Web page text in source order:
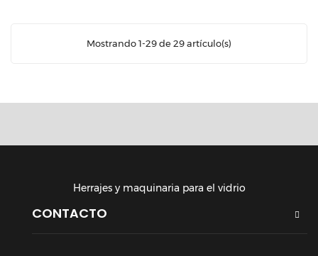
Mostrando 1-29 de 29 artículo(s)
Herrajes y maquinaria para el vidrio
CONTACTO